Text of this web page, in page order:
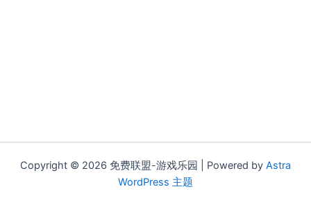
Copyright © 2026 免费联盟-游戏乐园 | Powered by Astra
WordPress 主题